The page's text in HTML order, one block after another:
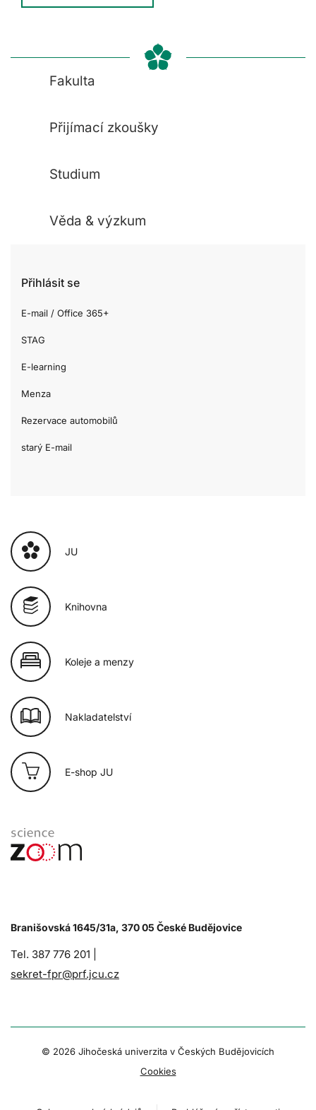
Fakulta
Přijímací zkoušky
Studium
Věda & výzkum
Přihlásit se
E-mail / Office 365+
STAG
E-learning
Menza
Rezervace automobilů
starý E-mail
JU
Knihovna
Koleje a menzy
Nakladatelství
E-shop JU
Branišovská 1645/31a, 370 05 České Budějovice
Tel. 387 776 201 |
sekret-fpr@prf.jcu.cz
© 2026 Jihočeská univerzita v Českých Budějovicích
Cookies